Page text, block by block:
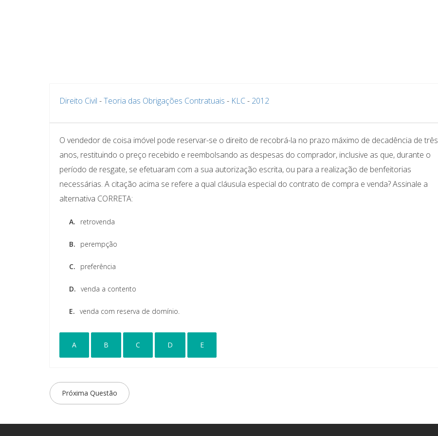
Direito Civil -Teoria das Obrigações Contratuais - KLC- 2012
O vendedor de coisa imóvel pode reservar-se o direito de recobrá-la no prazo máximo de decadência de três
anos, restituindo o preço recebido e reembolsando as despesas do comprador, inclusive as que, durante o
período de resgate, se efetuaram com a sua autorização escrita, ou para a realização de benfeitorias
necessárias. A citação acima se refere a qual cláusula especial do contrato de compra e venda? Assinale a
alternativa CORRETA:
A. retrovenda
B. perempção
C. preferência
D. venda a contento
E. venda com reserva de domínio.
A B C D E
Próxima Questão